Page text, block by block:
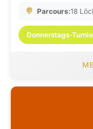
Parcours:18
Donnerstags-